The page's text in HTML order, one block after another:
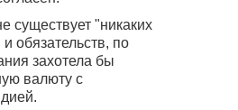
существует "никаких
обязательств, по
захотела бы
валюту с